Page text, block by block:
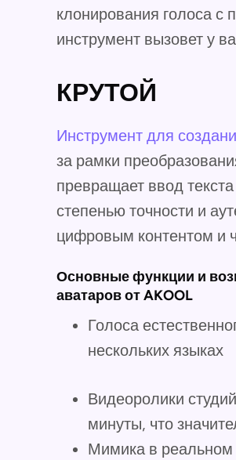
клонирования голоса с
инструмент вызовет у
КРУТОЙ
Инструмент для
за рамки
превращает ввод
степенью точности и
цифровым контентом и
Основные функции и
аватаров от AKOOL
Голоса
нескольких языках
Видеоролики
минуты, что
Мимика в реальном